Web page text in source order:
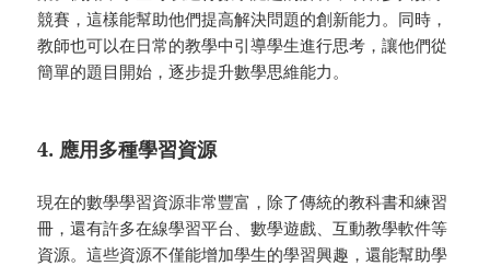
競賽，這樣能幫助他們提高解決問題的創新能力。同時，
教師也可以在日常的教學中引導學生進行思考，讓他們從
簡單的題目開始，逐步提升數學思維能力。
4. 應用多種學習資源
現在的數學學習資源非常豐富，除了傳統的教科書和練習
冊，還有許多在線學習平台、數學遊戲、互動教學軟件等
資源。這些資源不僅能增加學生的學習興趣，還能幫助學